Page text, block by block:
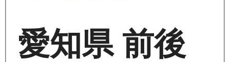
愛知県 前後